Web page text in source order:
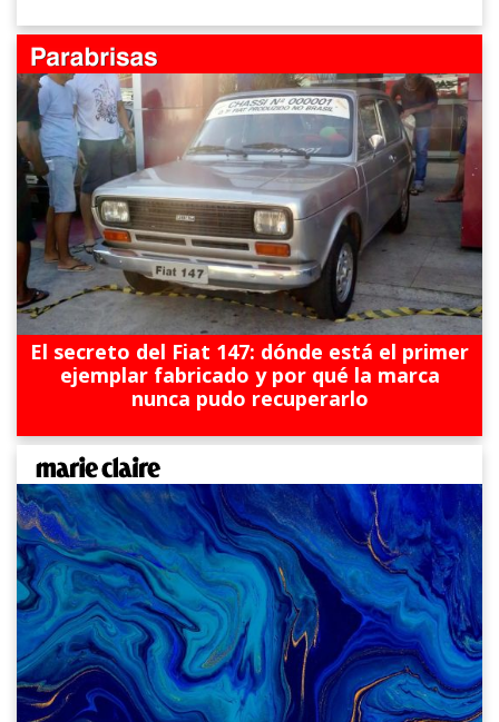
El secreto del Fiat 147: dónde está el primer
ejemplar fabricado y por qué la marca
nunca pudo recuperarlo